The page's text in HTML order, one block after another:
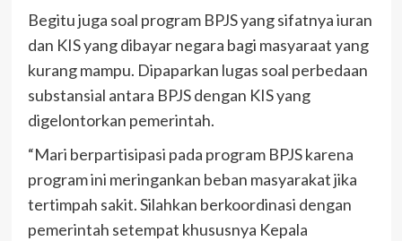
Begitu juga soal program BPJS yang sifatnya iuran
dan KIS yang dibayar negara bagi masyaraat yang
kurang mampu. Dipaparkan lugas soal perbedaan
substansial antara BPJS dengan KIS yang
digelontorkan pemerintah.
“Mari berpartisipasi pada program BPJS karena
program ini meringankan beban masyarakat jika
tertimpah sakit. Silahkan berkoordinasi dengan
pemerintah setempat khususnya Kepala